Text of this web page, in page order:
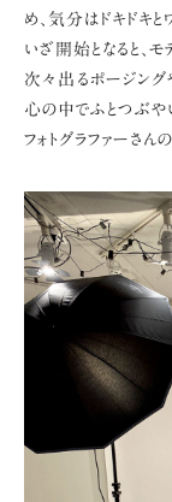
め、 気分はドキドキと
いざ開始となると、
次々出るポージン
心の中でふとつぶや
フォトグラファーさん